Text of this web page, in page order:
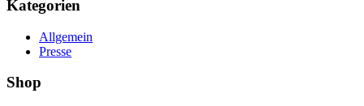
Kategorien
Allgemein
Presse
Shop